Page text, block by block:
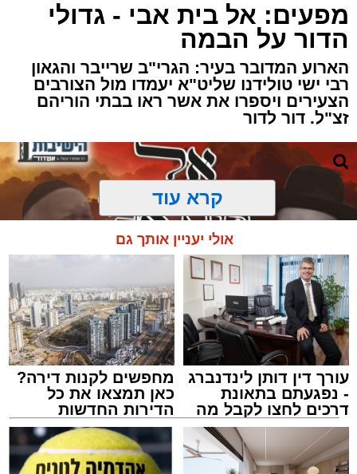
מפעים: אל בית אבי - גדולי
הדור על הבמה
הארוע המדובר בעיר: הגרי"ב שרייבר והגאון
רבי ישי טולידנו שליט"א יעמדו מול הצורבים
הצעירים ויספרו את אשר ראו בבתי הוריהם
זצ"ל. דור לדור
מעגלים
מנהל האתר / 20:31 06.08.26
קרא עוד
אולי יעניין אותך גם
עורך דין דותן לינדנברג
- נפגעתם בתאונת
דרכים לחצו לקבל מה
שמגיע לכם
מחפשים לקנות דירה?
כאן תמצאו את כל
הדירות החדשות
למכירה באשדוד >>>